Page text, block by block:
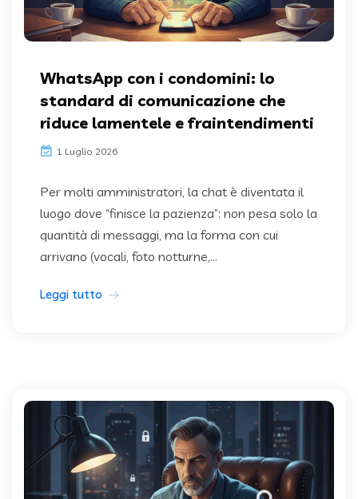
WhatsApp con i condomini: lo
standard di comunicazione che
riduce lamentele e fraintendimenti
1 Luglio 2026
Per molti amministratori, la chat è diventata il
luogo dove “finisce la pazienza”: non pesa solo la
quantità di messaggi, ma la forma con cui
arrivano (vocali, foto notturne,...
Leggi tutto